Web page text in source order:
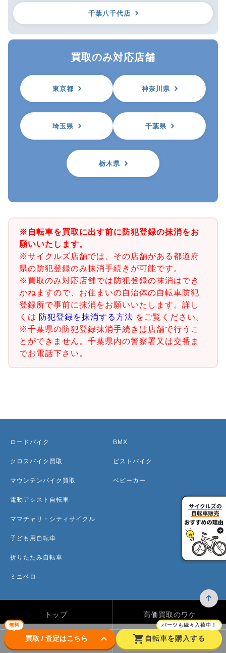
千葉八千代店
買取のみ対応店舗
東京都 神奈川県
埼玉県 千葉県
栃木県
※自転車を買取に出す前に防犯登録の抹消をお
願いいたします。
※サイクルズ店舗では、その店舗がある都道府
県の防犯登録のみ抹消手続きが可能です。
※買取のみ対応店舗では防犯登録の抹消はでき
かねますので、お住まいの自治体の自転車防犯
登録所で事前に抹消をお願いいたします。詳し
くは 防犯登録を抹消する方法 をご覧ください。
※千葉県の防犯登録抹消手続きは店舗で行うこ
とができません。千葉県内の警察署又は交番ま
でお電話下さい。
無料
買取 / 査定はこちら keyboard_arrow_down shopping_cart
パーツも続々入荷中！
自転車を購入する
ロードバイク
クロスバイク買取
マウンテンバイク買取
電動アシスト自転車
ママチャリ・シティサイクル
子ども用自転車
折りたたみ自転車
ミニベロ
BMX
ピストバイク
ベビーカー
トップ 高価買取のワケ
買取方法 買取カテゴリー